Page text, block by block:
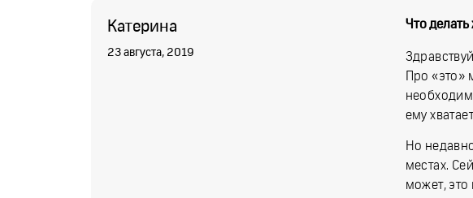
Катерина
23 августа, 2019
Что
Про
ему
Но
местах.
может, это